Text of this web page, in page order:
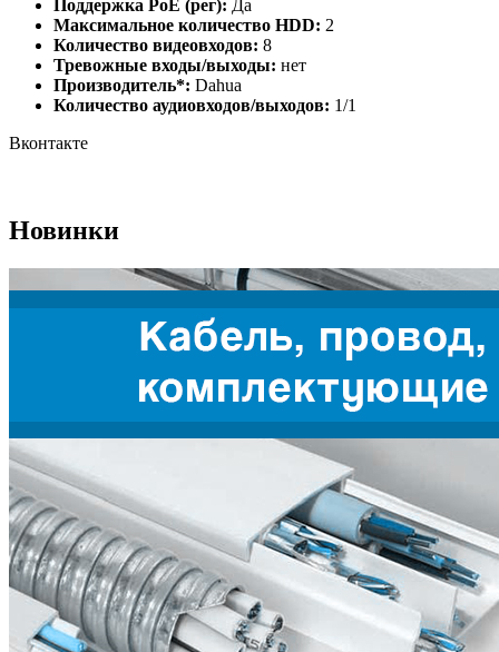
Поддержка PoE (рег): Да
Максимальное количество HDD: 2
Количество видеовходов: 8
Тревожные входы/выходы: нет
Производитель*: Dahua
Количество аудиовходов/выходов: 1/1
Вконтакте
Новинки